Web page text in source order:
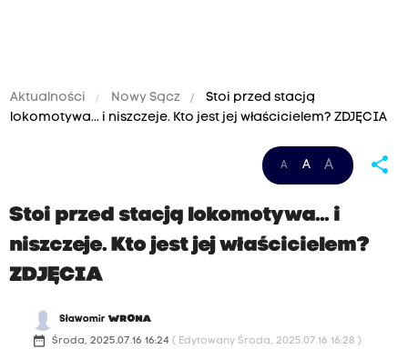
Aktualności Nowy Sącz
Stoi przed stacją
lokomotywa... i niszczeje. Kto jest jej właścicielem? ZDJĘCIA
A A A share
Stoi przed stacją lokomotywa... i
niszczeje. Kto jest jej właścicielem?
ZDJĘCIA
SławomirWRONA
date_range Środa, 2025.07.16 16:24 ( Edytowany Środa, 2025.07.16 16:28 )